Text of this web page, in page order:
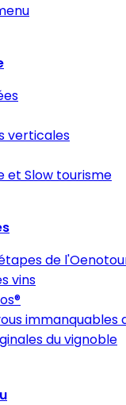
verticales
et Slow tourisme
de
vins
immanquables
du vignoble